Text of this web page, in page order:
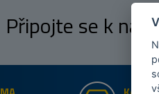
Připojte se k